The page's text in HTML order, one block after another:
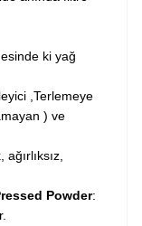
ki yağ
,Terlemeye
) ve
Powder: